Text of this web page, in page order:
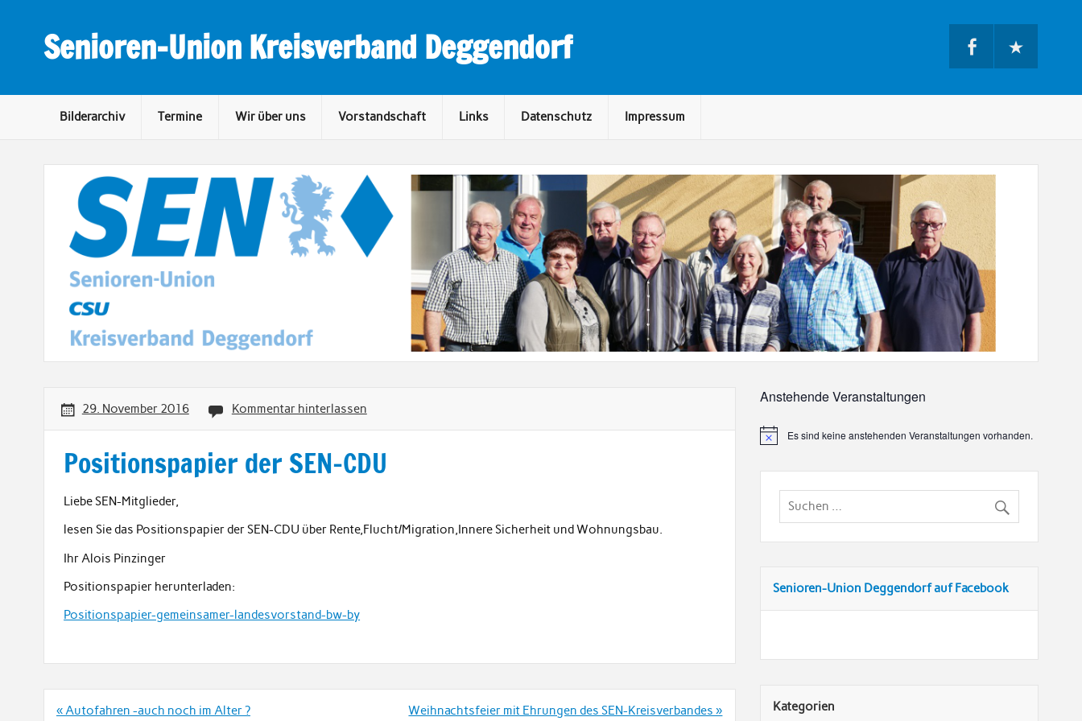
Senioren-Union Kreisverband Deggendorf
Bilderarchiv Termine Wir über uns Vorstandschaft Links Datenschutz Impressum
29. November 2016 Kommentar hinterlassen
Positionspapier der SEN-CDU
Liebe SEN-Mitglieder,
lesen Sie das Positionspapier der SEN-CDU über Rente,Flucht/Migration,Innere Sicherheit und Wohnungsbau.
Ihr Alois Pinzinger
Positionspapier herunterladen:
Positionspapier-gemeinsamer-landesvorstand-bw-by
Beitrags-
« Autofahren -auch noch im Alter ? Weihnachtsfeier mit Ehrungen des SEN-Kreisverbandes »
Anstehende Veranstaltungen
Es sind keine anstehenden Veranstaltungen vorhanden.
Senioren-Union Deggendorf auf Facebook
Kategorien